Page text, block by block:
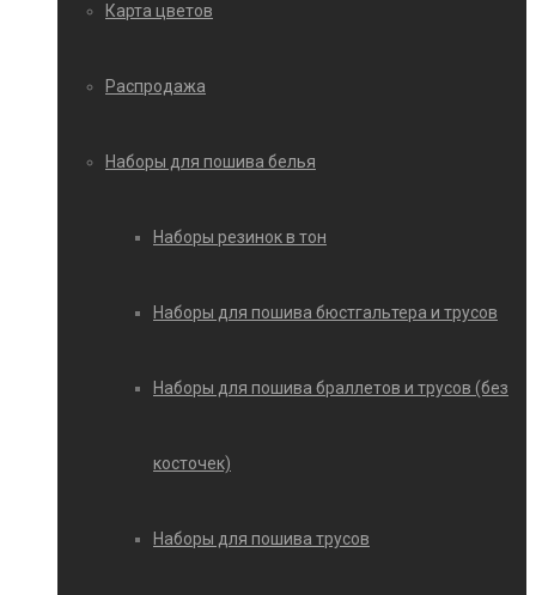
Карта цветов
Распродажа
Наборы для пошива белья
Наборы резинок в тон
Наборы для пошива бюстгальтера и трусов
Наборы для пошива браллетов и трусов (без
косточек)
Наборы для пошива трусов